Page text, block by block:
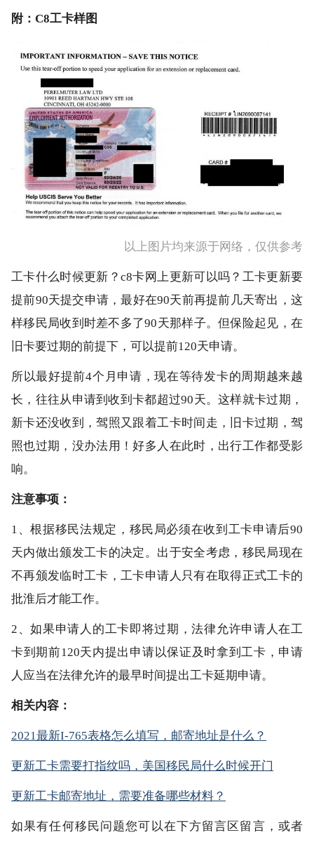
附：C8工卡样图
以上图片均来源于网络，仅供参考
工卡什么时候更新？c8卡网上更新可以吗？工卡更新要
提前90天提交申请，最好在90天前再提前几天寄出，这
样移民局收到时差不多了90天那样子。但保险起见，在
旧卡要过期的前提下，可以提前120天申请。
所以最好提前4个月申请，现在等待发卡的周期越来越
长，往往从申请到收到卡都超过90天。这样就卡过期，
新卡还没收到，驾照又跟着工卡时间走，旧卡过期，驾
照也过期，没办法用！好多人在此时，出行工作都受影
响。
注意事项：
1、根据移民法规定，移民局必须在收到工卡申请后90
天内做出颁发工卡的决定。出于安全考虑，移民局现在
不再颁发临时工卡，工卡申请人只有在取得正式工卡的
批淮后才能工作。
2、如果申请人的工卡即将过期，法律允许申请人在工
卡到期前120天内提出申请以保证及时拿到工卡，申请
人应当在法律允许的最早时间提出工卡延期申请。
相关内容：
2021最新I-765表格怎么填写，邮寄地址是什么？
更新工卡需要打指纹吗，美国移民局什么时候开门
更新工卡邮寄地址，需要准备哪些材料？
如果有任何移民问题您可以在下方留言区留言，或者